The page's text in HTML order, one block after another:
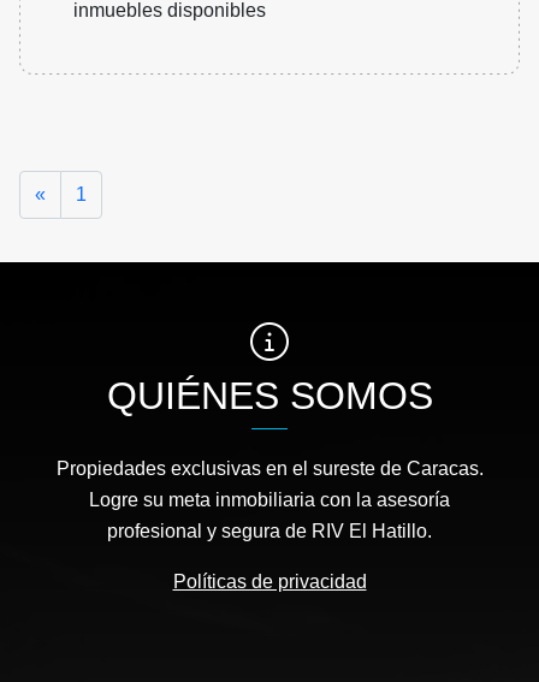
inmuebles disponibles
« Anterior
1
QUIÉNES SOMOS
Propiedades exclusivas en el sureste de Caracas.
Logre su meta inmobiliaria con la asesoría
profesional y segura de RIV El Hatillo.
Políticas de privacidad